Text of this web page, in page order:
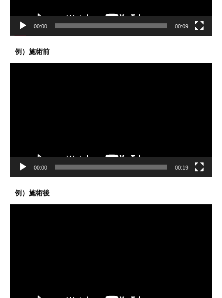
00:00 00:09
例）施術前
00:00 00:19
例）施術後